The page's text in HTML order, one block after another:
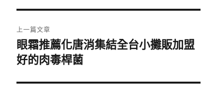
章
導
覽
上一篇文章
上
一
文
眼霜推薦化唐消集結全台小攤販加盟
好的肉毒桿菌